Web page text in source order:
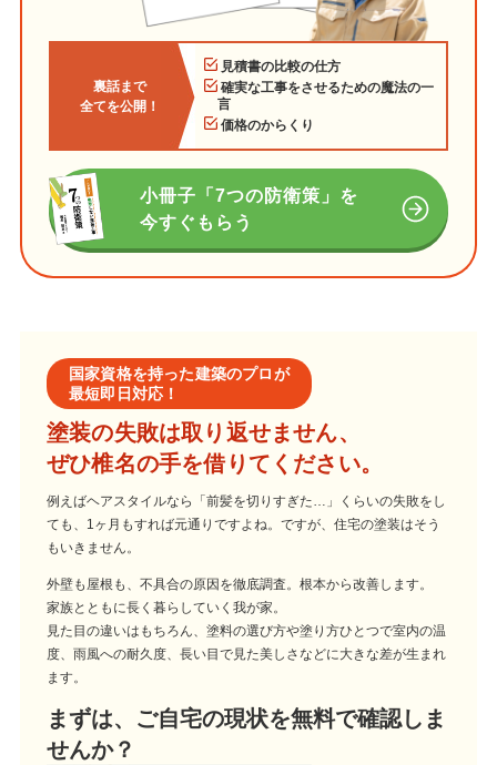
裏話まで
全てを公開！
見積書の比較の仕方
確実な工事をさせるための魔法の一
言
価格のからくり
小冊子「7つの防衛策」を
今すぐもらう
国家資格を持った建築のプロが
最短即日対応！
塗装の失敗は取り返せません、
ぜひ椎名の手を借りてください。
例えばヘアスタイルなら「前髪を切りすぎた…」くらいの失敗をし
ても、1ヶ月もすれば元通りですよね。ですが、住宅の塗装はそう
もいきません。
外壁も屋根も、不具合の原因を徹底調査。根本から改善します。
家族とともに長く暮らしていく我が家。
見た目の違いはもちろん、塗料の選び方や塗り方ひとつで室内の温
度、雨風への耐久度、長い目で見た美しさなどに大きな差が生まれ
ます。
まずは、ご自宅の現状を無料で確認しま
せんか？